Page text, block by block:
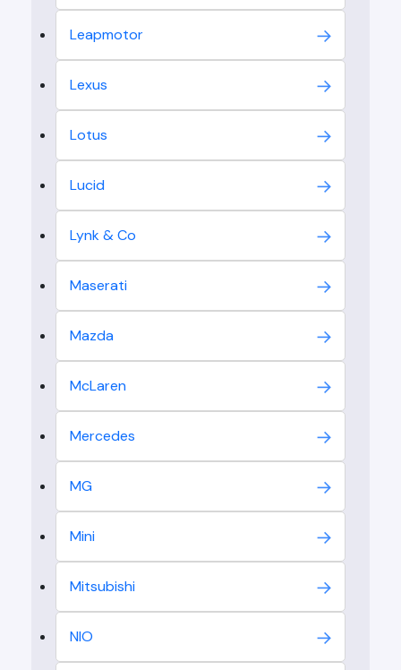
Leapmotor
Lexus
Lotus
Lucid
Lynk & Co
Maserati
Mazda
McLaren
Mercedes
MG
Mini
Mitsubishi
NIO